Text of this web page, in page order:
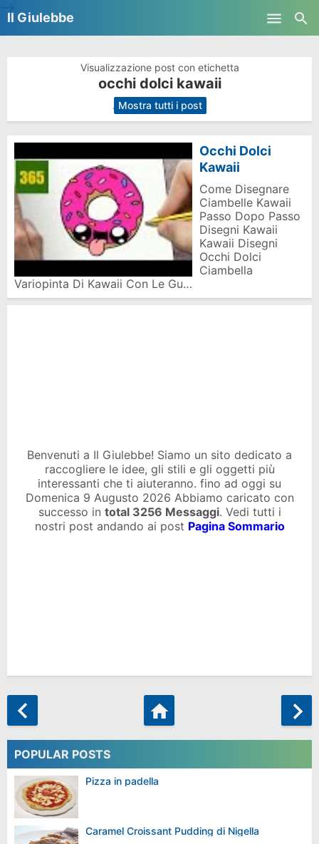
Il Giulebbe
Visualizzazione post con etichetta
occhi dolci kawaii
. Mostra tutti i post
Occhi Dolci
Kawaii
Come Disegnare
Ciambelle Kawaii
Passo Dopo Passo
Disegni Kawaii
Kawaii Disegni
Occhi Dolci
Ciambella
Variopinta Di Kawaii Con Le Gu…
Benvenuti a Il Giulebbe! Siamo un sito dedicato a
raccogliere le idee, gli stili e gli oggetti più
interessanti che ti aiuteranno. fino ad oggi su
Domenica 9 Augusto 2026 Abbiamo caricato con
successo in total 3256 Messaggi. Vedi tutti i
nostri post andando ai post Pagina Sommario
POPULAR POSTS
Pizza in padella
Caramel Croissant Pudding di Nigella